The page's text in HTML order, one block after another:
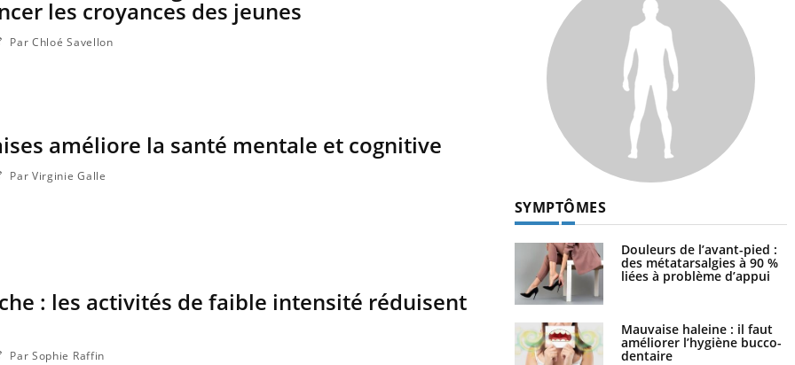
les croyances des jeunes
Par Chloé Savellon
améliore la santé mentale et cognitive
Par Virginie Galle
: les activités de faible intensité réduisent
Par Sophie Raffin
SYMPTÔMES
Douleurs de l’avant-pied :
des métatarsalgies à 90 %
liées à problème d’appui
Mauvaise haleine : il faut
améliorer l’hygiène bucco-
dentaire